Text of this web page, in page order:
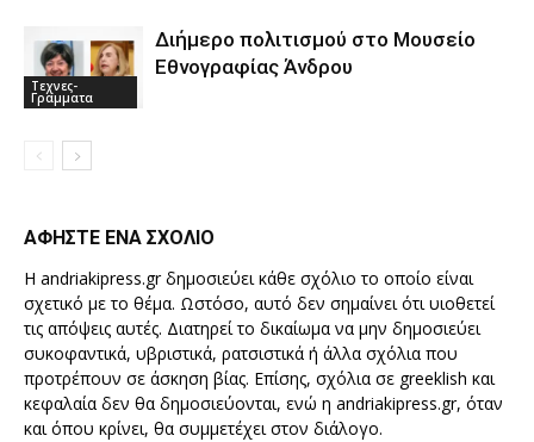
Τεχνες-
Γραμματα
Διήμερο πολιτισμού στο Μουσείο
Εθνογραφίας Άνδρου
ΑΦΗΣΤΕ ΕΝΑ ΣΧΟΛΙΟ
Η andriakipress.gr δημοσιεύει κάθε σχόλιο το οποίο είναι
σχετικό με το θέμα. Ωστόσο, αυτό δεν σημαίνει ότι υιοθετεί
τις απόψεις αυτές. Διατηρεί το δικαίωμα να μην δημοσιεύει
συκοφαντικά, υβριστικά, ρατσιστικά ή άλλα σχόλια που
προτρέπουν σε άσκηση βίας. Επίσης, σχόλια σε greeklish και
κεφαλαία δεν θα δημοσιεύονται, ενώ η andriakipress.gr, όταν
και όπου κρίνει, θα συμμετέχει στον διάλογο.